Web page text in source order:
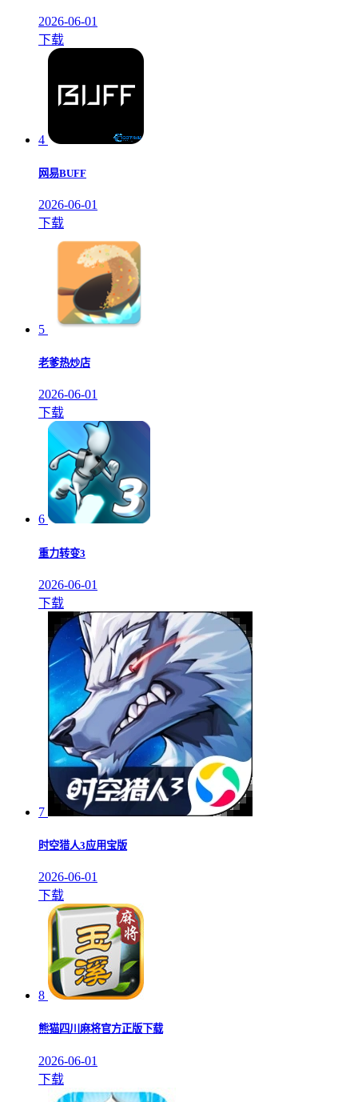
2026-06-01
下载
4
网易BUFF
2026-06-01
下载
5
老爹热炒店
2026-06-01
下载
6
重力转变3
2026-06-01
下载
7
时空猎人3应用宝版
2026-06-01
下载
8
熊猫四川麻将官方正版下载
2026-06-01
下载